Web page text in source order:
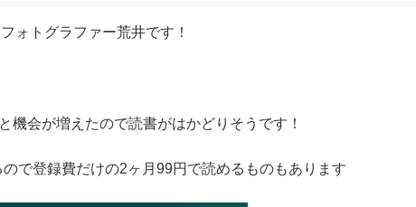
ォトグラファー荒井です！
機会が増えたので読書がはかどりそうです！
で登録費だけの2ヶ月99円で読めるものもあります